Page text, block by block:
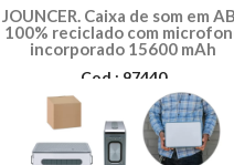
JOUNCER. Caixa de som em
100% reciclado com
incorporado 15600 mAh
Cod.: 97440